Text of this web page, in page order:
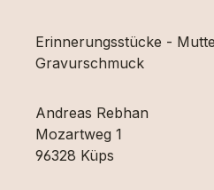
Erinnerungsstücke -
Gravurschmuck
Andreas Rebhan
Mozartweg 1
96328 Küps